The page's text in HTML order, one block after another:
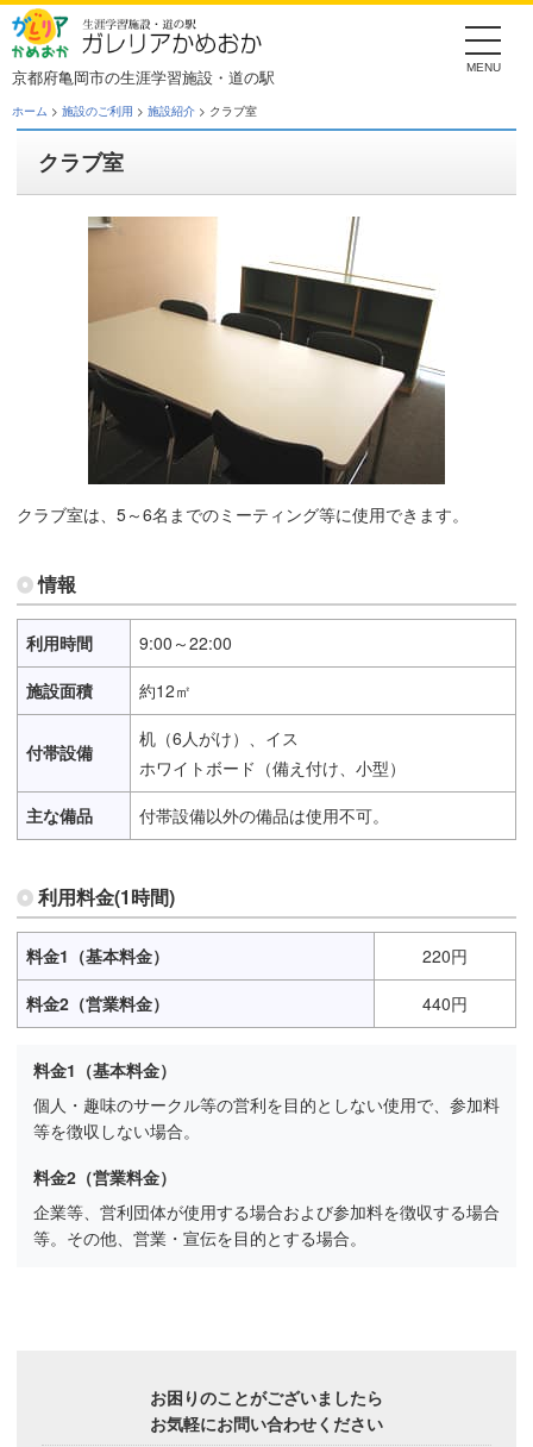
Skip
to
the
content
京都府亀岡市の生涯学習施設・道の駅
ホーム > 施設のご利用 > 施設紹介 > クラブ室
クラブ室
クラブ室は、5～6名までのミーティング等に使用できます。
情報
利用時間
9:00～22:00
施設面積
約12㎡
付帯設備
机（6人がけ）、イス
ホワイトボード（備え付け、小型）
主な備品
付帯設備以外の備品は使用不可。
利用料金(1時間)
料金1（基本料金）
220円
料金2（営業料金）
440円
料金1（基本料金）
個人・趣味のサークル等の営利を目的としない使用で、参加料
等を徴収しない場合。
料金2（営業料金）
企業等、営利団体が使用する場合および参加料を徴収する場合
等。その他、営業・宣伝を目的とする場合。
お困りのことがございましたら
お気軽にお問い合わせください